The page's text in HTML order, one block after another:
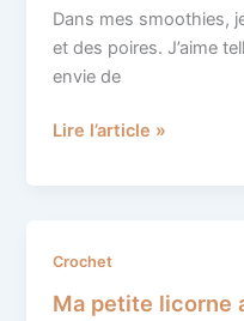
Dans mes smoothies,
et des poires. J’aime
envie de
des
scoubidousbidous…
Lire l’article »
Crochet
Ma petite licorne
Ma